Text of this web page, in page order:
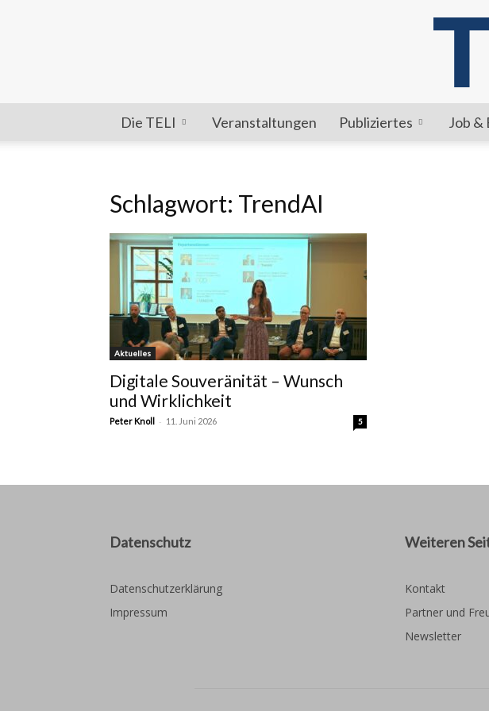
Die TELI Veranstaltungen Publiziertes Job &
Schlagwort: TrendAI
Aktuelles
Digitale Souveränität – Wunsch
und Wirklichkeit
Peter Knoll - 11. Juni 2026 5
Datenschutz
Datenschutzerklärung
Impressum
Weiteren
Kontakt
Partner und
Newsletter